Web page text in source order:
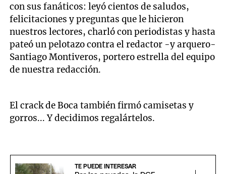
con sus fanáticos: leyó cientos de saludos,
felicitaciones y preguntas que le hicieron
nuestros lectores, charló con periodistas y hasta
pateó un pelotazo contra el redactor -y arquero-
Santiago Montiveros, portero estrella del equipo
de nuestra redacción.
El crack de Boca también firmó camisetas y
gorros... Y decidimos regalártelos.
TE PUEDE INTERESAR